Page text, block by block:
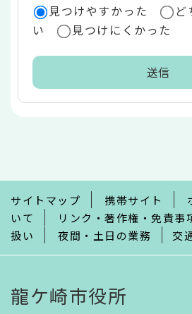
見つけやすかった
い
見つけにくかった
で
サイトマップ 携帯サイト
いて
リンク・著作権・免責事
扱い
夜間・土日の業務 交
龍ケ崎市役所